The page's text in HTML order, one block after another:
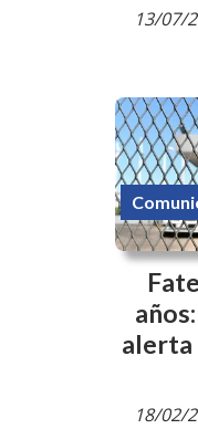
13/07/
alerta
18/02/